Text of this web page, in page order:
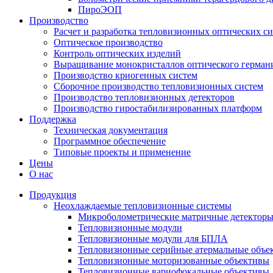
ПироЭОП
Производство
Расчет и разработка тепловизионных оптических
Оптическое производство
Контроль оптических изделий
Выращивание монокристаллов оптического
Производство криогенных систем
Сборочное производство тепловизионных систем
Производство тепловизионных детекторов
Производство гиростабилизированных платформ
Поддержка
Техническая документация
Программное обеспечение
Типовые проекты и применение
Цены
О нас
Продукция
Неохлаждаемые тепловизионные системы
Микроболометрические матричные детекторы
Тепловизионные модули
Тепловизионные модули для БПЛА
Тепловизионные серийные атермальные
Тепловизионные моторизованные объективы